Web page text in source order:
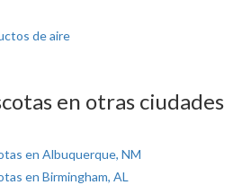
de aire
en otras ciudades
en Albuquerque, NM
en Birmingham, AL